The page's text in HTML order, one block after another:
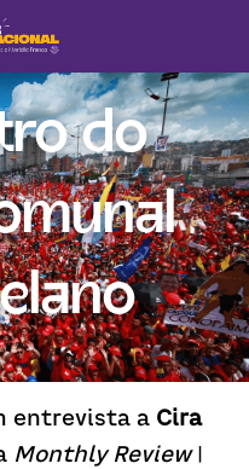
do
entrevista a Cira
Monthly Review |